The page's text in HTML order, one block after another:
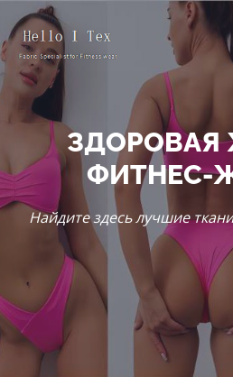
ЗДОРОВАЯ
ФИТНЕС-
Найдите здесь лучшие